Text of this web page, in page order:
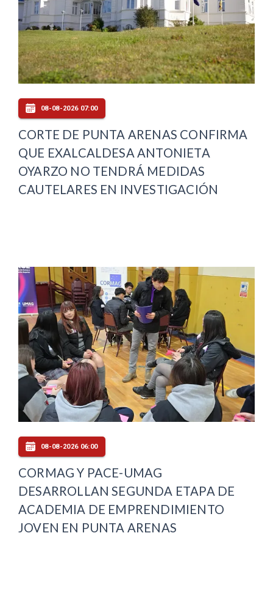
08-08-2026 07:00
CORTE DE PUNTA ARENAS CONFIRMA
QUE EXALCALDESA ANTONIETA
OYARZO NO TENDRÁ MEDIDAS
CAUTELARES EN INVESTIGACIÓN
08-08-2026 06:00
CORMAG Y PACE-UMAG
DESARROLLAN SEGUNDA ETAPA DE
ACADEMIA DE EMPRENDIMIENTO
JOVEN EN PUNTA ARENAS